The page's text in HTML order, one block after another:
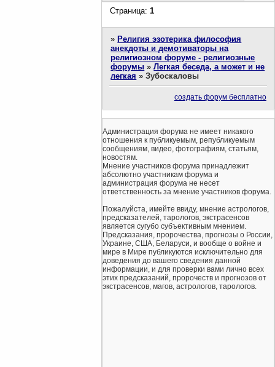
Страница:1
»Религия эзотерика философия
анекдоты и демотиваторы на
религиозном форуме - религиозные
форумы »Легкая беседа, а может и не
легкая »Зубоскаловы
создать форум бесплатно
Администрация форума не имеет никакого
отношения к публикуемым, републикуемым
сообщениям, видео, фотографиям, статьям,
новостям.
Мнение участников форума принадлежит
абсолютно участникам форума и
администрация форума не несет
ответственность за мнение участников форума.
Пожалуйста, имейте ввиду, мнение астрологов,
предсказателей, тарологов, экстрасенсов
является сугубо субъективным мнением.
Предсказания, пророчества, прогнозы о России,
Украине, США, Беларуси, и вообще о войне и
мире в Мире публикуются исключительно для
доведения до вашего сведения данной
информации, и для проверки вами лично всех
этих предсказаний, пророчеств и прогнозов от
экстрасенсов, магов, астрологов, тарологов.